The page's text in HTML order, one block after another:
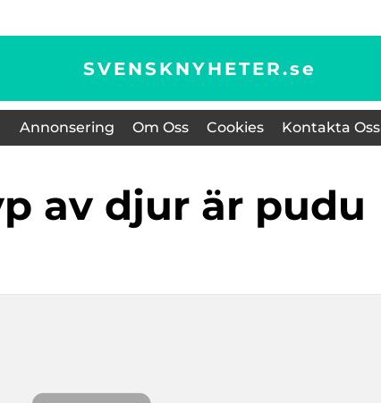
SVENSKNYHETER.se
Annonsering Om Oss Cookies Kontakta Oss
av djur är pudu